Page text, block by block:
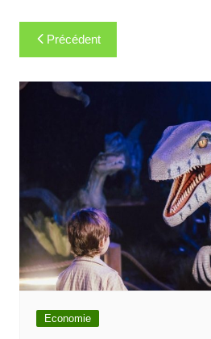
Navigation
de
l’article
Précédent
Economie